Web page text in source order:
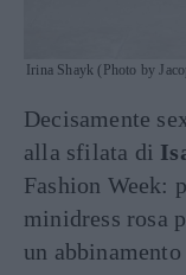
Irina Shayk (Photo by
Decisamente
alla sfilata di
Fashion Week:
minidress rosa
un